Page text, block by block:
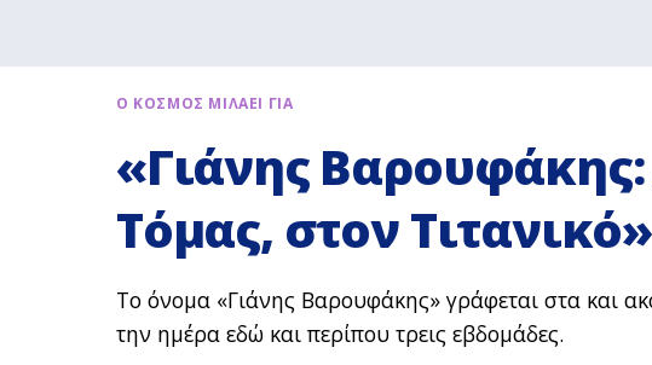
Ο ΚΟΣΜΟΣ ΜΙΛΑΕΙ ΓΙΑ
«Γιάνης
Τόμας, στον Τιτανικό»
Το όνομα «Γιάνης Βαρουφάκης» γράφεται στα και
την ημέρα εδώ και περίπου τρεις εβδομάδες.